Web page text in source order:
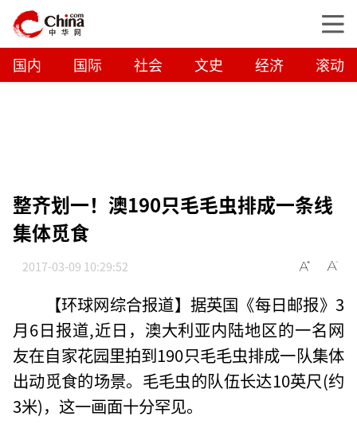
国内 国际 社会 文史 经济 滚动
整齐划一！澳190只毛毛虫排成一条线
集体觅食
2017-03-09 10:29:52
【环球网综合报道】据英国《每日邮报》3
月6日报道,近日，澳大利亚内陆地区的一名网
友在自家花园里拍到190只毛毛虫排成一队集体
出动觅食的场景。毛毛虫的队伍长达10英尺(约
3米)，这一画面十分罕见。